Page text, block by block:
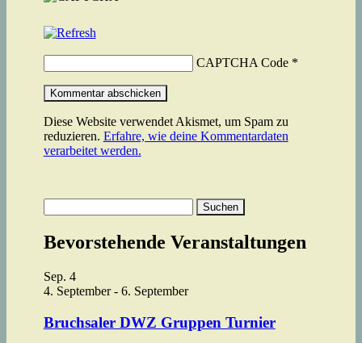
CAPTCHA Code*
Diese Website verwendet Akismet, um Spam zu
reduzieren. Erfahre, wie deine Kommentardaten
verarbeitet werden.
nach:
Bevorstehende Veranstaltungen
Sep. 4
4. September- 6. September
Bruchsaler DWZ Gruppen Turnier